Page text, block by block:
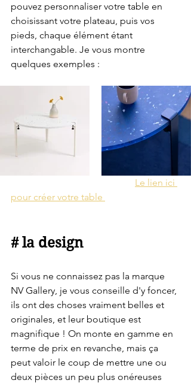
pouvez personnaliser votre table en
choisissant votre plateau, puis vos
pieds, chaque élément étant
interchangable. Je vous montre
quelques exemples :
Le lien ici
pour créer votre table
# la design
Si vous ne connaissez pas la marque
NV Gallery, je vous conseille d'y foncer,
ils ont des choses vraiment belles et
originales, et leur boutique est
magnifique ! On monte en gamme en
terme de prix en revanche, mais ça
peut valoir le coup de mettre une ou
deux pièces un peu plus onéreuses